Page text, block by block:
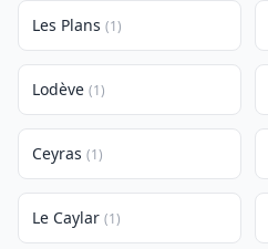
Les Plans (1)
Lodève (1)
Ceyras (1)
Le Caylar (1)